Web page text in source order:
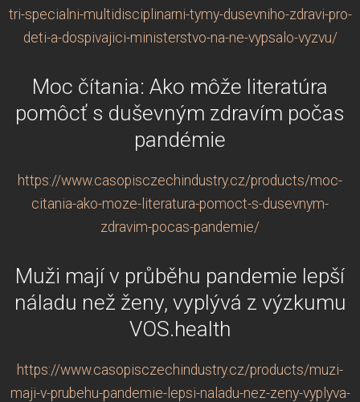
tri-specialni-multidisciplinarni-tymy-dusevniho-zdravi-pro-
deti-a-dospivajici-ministerstvo-na-ne-vypsalo-vyzvu/
Moc čítania: Ako môže literatúra
pomôcť s duševným zdravím počas
pandémie
https://www.casopisczechindustry.cz/products/moc-
citania-ako-moze-literatura-pomoct-s-dusevnym-
zdravim-pocas-pandemie/
Muži mají v průběhu pandemie lepší
náladu než ženy, vyplývá z výzkumu
VOS.health
https://www.casopisczechindustry.cz/products/muzi-
maji-v-prubehu-pandemie-lepsi-naladu-nez-zeny-vyplyva-